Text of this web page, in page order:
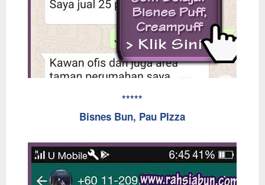
*****
Bisnes Bun, Pau PIzza